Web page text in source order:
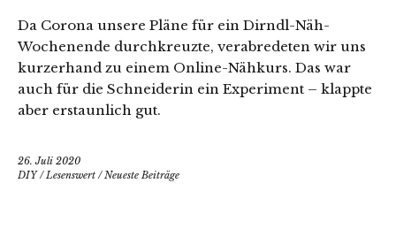
Da Corona unsere Pläne für ein Dirndl-Näh-
Wochenende durchkreuzte, verabredeten wir uns
kurzerhand zu einem Online-Nähkurs. Das war
auch für die Schneiderin ein Experiment – klappte
aber erstaunlich gut.
26. Juli 2020
DIY/Lesenswert /Neueste Beiträge